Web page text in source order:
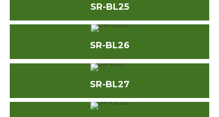
SR-BL25
SR-BL26
SR-BL27